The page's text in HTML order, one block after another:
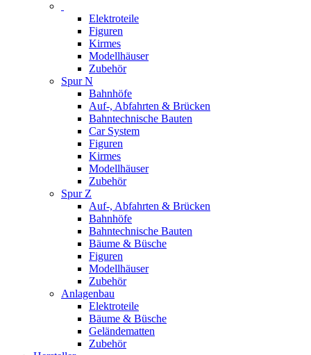
Elektroteile
Figuren
Kirmes
Modellhäuser
Zubehör
Spur N
Bahnhöfe
Auf-, Abfahrten & Brücken
Bahntechnische Bauten
Car System
Figuren
Kirmes
Modellhäuser
Zubehör
Spur Z
Auf-, Abfahrten & Brücken
Bahnhöfe
Bahntechnische Bauten
Bäume & Büsche
Figuren
Modellhäuser
Zubehör
Anlagenbau
Elektroteile
Bäume & Büsche
Geländematten
Zubehör